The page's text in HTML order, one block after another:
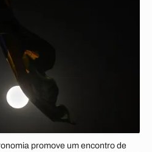
promove um encontro de